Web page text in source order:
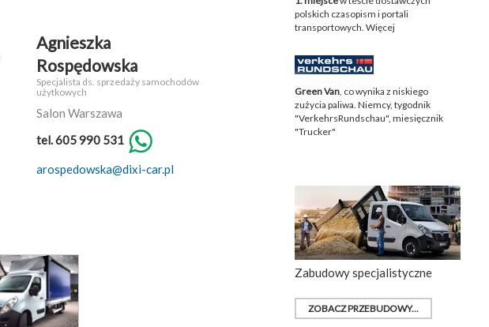
Agnieszka
Rospędowska
Specjalista ds. sprzedaży samochodów
użytkowych
Salon Warszawa
tel. 605 990 531
arospedowska@dixi-car.pl
polskich czasopism i portali
transportowych. Więcej
Green Van, co wynika z niskiego
zużycia paliwa. Niemcy, tygodnik
"VerkehrsRundschau", miesięcznik
"Trucker"
Zabudowy specjalistyczne
ZOBACZ PRZEBUDOWY...